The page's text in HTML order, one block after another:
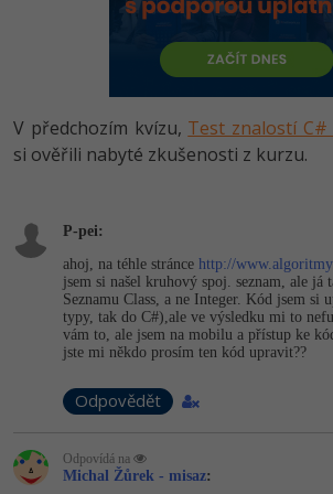
HTML5, CSS3, Bootstrap, SEO
SQL a databáze
Testování a verzování
Spring
ASP.NET MVC
Django
Best practices
JavaScript
Python
MySQL/MariaDB
MS-SQL
SQLite
Vývojář mobilních aplikací
Specialista na AI a bigdata
C# Game developer
Webdesigner
Systémový administrátor
Grafik / UX/UI návrhář
Databázový analytik
Python -80%
JavaScript -80%
PHP
-80%
Kotlin -80%
C -80%
Návrh SW -80%
V předchozím kvízu, Test znalostí C#
si ověřili nabyté zkušenosti z kurzu.
P-pei:
ahoj, na téhle stránce http://
jsem si našel kruhový spoj. seznam, ale
Seznamu Class, a ne Integer. Kód jsem si
typy, tak do C#),ale ve výsledku mi to
vám to, ale jsem na mobilu a přístup ke
jste mi někdo prosím ten kód upravit??
Odpovědět
Odpovídá na
Michal Žůrek - misaz: